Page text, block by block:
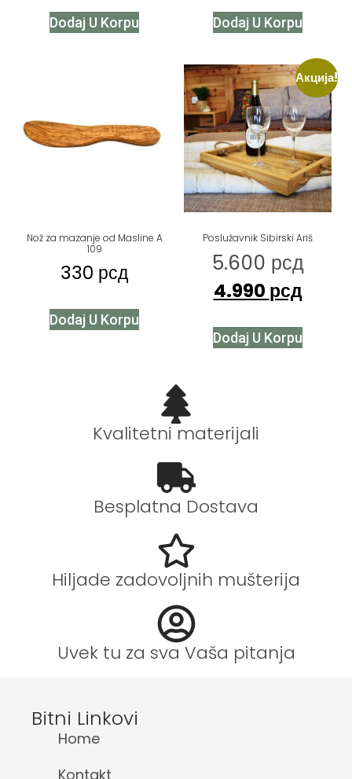
Dodaj U Korpu Dodaj U Korpu
Nož za mazanje od Masline A
109
330 рсд
Dodaj U Korpu
Акција!
Poslužavnik Sibirski Ariš
5.600 рсд
4.990 рсд
Dodaj U Korpu
Kvalitetni materijali
Besplatna Dostava
Hiljade zadovoljnih mušterija
Uvek tu za sva Vaša pitanja
Bitni Linkovi
Home
Kontakt